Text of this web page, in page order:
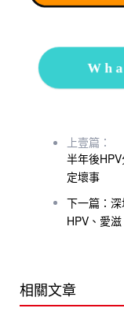
上壹篇：
半年後
定壞事
下一篇：
HPV、愛
相關文章